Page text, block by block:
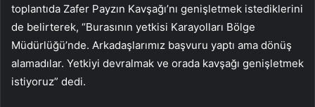
toplantıda Zafer Payzın Kavşağı’nı genişletmek istediklerini
de belirterek, “Burasının yetkisi Karayolları Bölge
Müdürlüğü’nde. Arkadaşlarımız başvuru yaptı ama dönüş
alamadılar. Yetkiyi devralmak ve orada kavşağı genişletmek
istiyoruz” dedi.